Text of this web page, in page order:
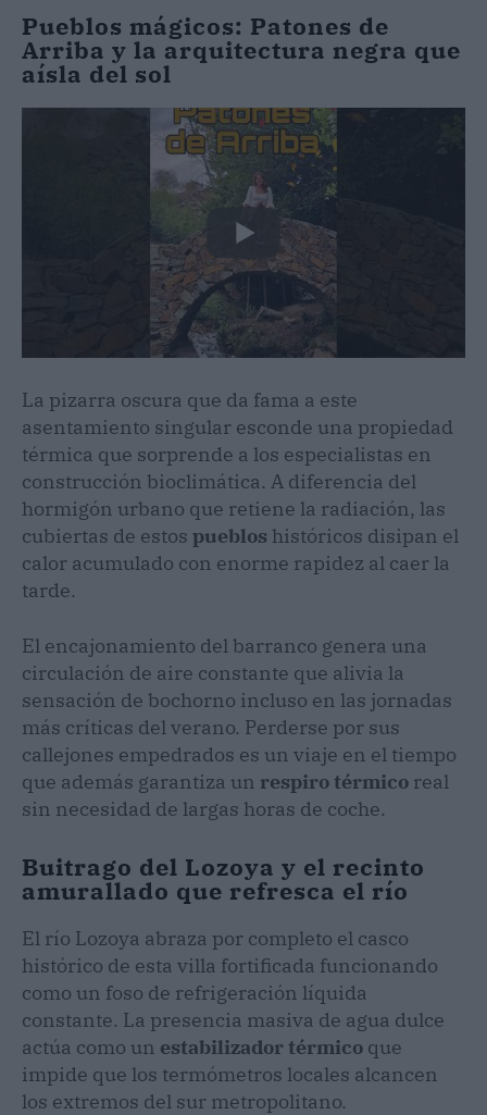
Pueblos mágicos: Patones de
Arriba y la arquitectura negra que
aísla del sol
La pizarra oscura que da fama a este
asentamiento singular esconde una propiedad
térmica que sorprende a los especialistas en
construcción bioclimática. A diferencia del
hormigón urbano que retiene la radiación, las
cubiertas de estos pueblos históricos disipan el
calor acumulado con enorme rapidez al caer la
tarde.
El encajonamiento del barranco genera una
circulación de aire constante que alivia la
sensación de bochorno incluso en las jornadas
más críticas del verano. Perderse por sus
callejones empedrados es un viaje en el tiempo
que además garantiza un respiro térmico real
sin necesidad de largas horas de coche.
Buitrago del Lozoya y el recinto
amurallado que refresca el río
El río Lozoya abraza por completo el casco
histórico de esta villa fortificada funcionando
como un foso de refrigeración líquida
constante. La presencia masiva de agua dulce
actúa como un estabilizador térmico que
impide que los termómetros locales alcancen
los extremos del sur metropolitano.